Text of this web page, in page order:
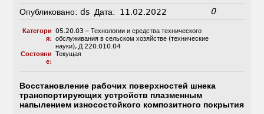
Опубликовано: ds Дата: 11.02.2022 0
Категори
я:
05.20.03 – Технологии и средства технического
обслуживания в сельском хозяйстве (технические
науки), Д 220.010.04
Состояни
е:
Текущая
Восстановление рабочих поверхностей шнека
транспортирующих устройств плазменным
напылением износостойкого композитного покрытия